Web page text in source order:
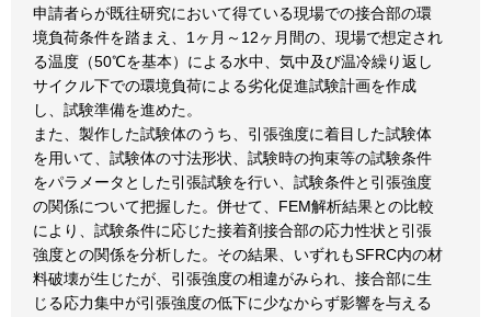
申請者らが既往研究において得ている現場での接合部の環
境負荷条件を踏まえ、1ヶ月～12ヶ月間の、現場で想定され
る温度（50℃を基本）による水中、気中及び温冷繰り返し
サイクル下での環境負荷による劣化促進試験計画を作成
し、試験準備を進めた。
また、製作した試験体のうち、引張強度に着目した試験体
を用いて、試験体の寸法形状、試験時の拘束等の試験条件
をパラメータとした引張試験を行い、試験条件と引張強度
の関係について把握した。併せて、FEM解析結果との比較
により、試験条件に応じた接着剤接合部の応力性状と引張
強度との関係を分析した。その結果、いずれもSFRC内の材
料破壊が生じたが、引張強度の相違がみられ、接合部に生
じる応力集中が引張強度の低下に少なからず影響を与える